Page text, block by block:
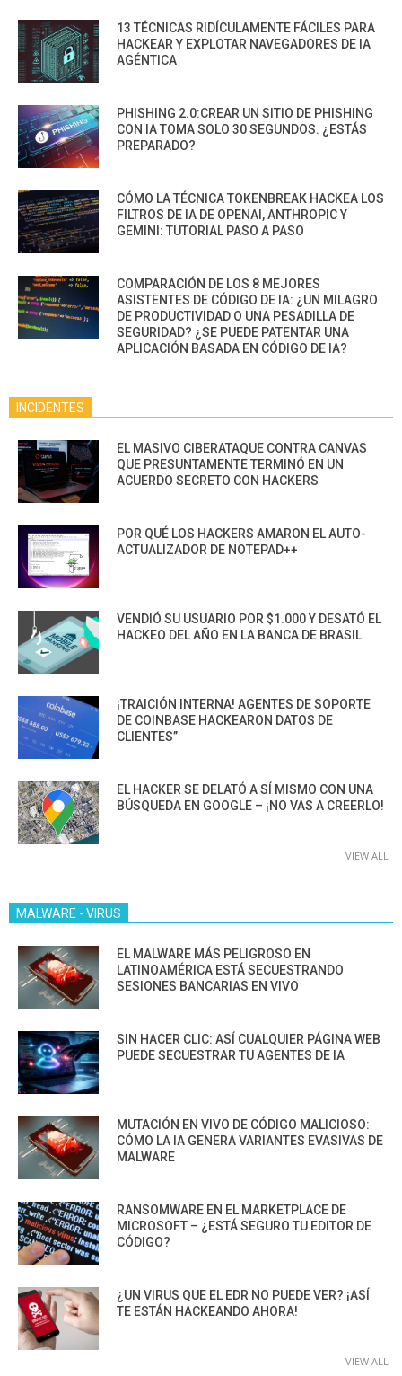
13 TÉCNICAS RIDÍCULAMENTE FÁCILES PARA
HACKEAR Y EXPLOTAR NAVEGADORES DE IA
AGÉNTICA
PHISHING 2.0:CREAR UN SITIO DE PHISHING
CON IA TOMA SOLO 30 SEGUNDOS. ¿ESTÁS
PREPARADO?
CÓMO LA TÉCNICA TOKENBREAK HACKEA LOS
FILTROS DE IA DE OPENAI, ANTHROPIC Y
GEMINI: TUTORIAL PASO A PASO
COMPARACIÓN DE LOS 8 MEJORES
ASISTENTES DE CÓDIGO DE IA: ¿UN MILAGRO
DE PRODUCTIVIDAD O UNA PESADILLA DE
SEGURIDAD? ¿SE PUEDE PATENTAR UNA
APLICACIÓN BASADA EN CÓDIGO DE IA?
INCIDENTES
EL MASIVO CIBERATAQUE CONTRA CANVAS
QUE PRESUNTAMENTE TERMINÓ EN UN
ACUERDO SECRETO CON HACKERS
POR QUÉ LOS HACKERS AMARON EL AUTO-
ACTUALIZADOR DE NOTEPAD++
VENDIÓ SU USUARIO POR $1.000 Y DESATÓ EL
HACKEO DEL AÑO EN LA BANCA DE BRASIL
¡TRAICIÓN INTERNA! AGENTES DE SOPORTE
DE COINBASE HACKEARON DATOS DE
CLIENTES”
EL HACKER SE DELATÓ A SÍ MISMO CON UNA
BÚSQUEDA EN GOOGLE – ¡NO VAS A CREERLO!
VIEW ALL
MALWARE - VIRUS
EL MALWARE MÁS PELIGROSO EN
LATINOAMÉRICA ESTÁ SECUESTRANDO
SESIONES BANCARIAS EN VIVO
SIN HACER CLIC: ASÍ CUALQUIER PÁGINA WEB
PUEDE SECUESTRAR TU AGENTES DE IA
MUTACIÓN EN VIVO DE CÓDIGO MALICIOSO:
CÓMO LA IA GENERA VARIANTES EVASIVAS DE
MALWARE
RANSOMWARE EN EL MARKETPLACE DE
MICROSOFT – ¿ESTÁ SEGURO TU EDITOR DE
CÓDIGO?
¿UN VIRUS QUE EL EDR NO PUEDE VER? ¡ASÍ
TE ESTÁN HACKEANDO AHORA!
VIEW ALL